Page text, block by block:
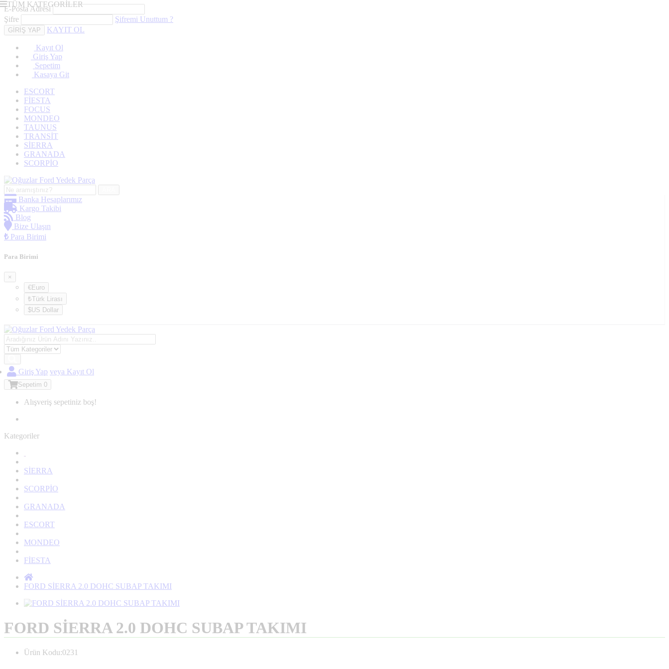
E-Posta Adresi
Şifre
Şifremi Unuttum ?
KAYIT OL
Kayıt Ol
Giriş Yap
Sepetim
Kasaya Git
ESCORT
FİESTA
FOCUS
MONDEO
TAUNUS
TRANSİT
SİERRA
GRANADA
SCORPİO
Banka Hesaplarımız
Kargo Takibi
Blog
Bize Ulaşın
₺ Para Birimi
Para Birimi
×
€Euro
₺Türk Lirası
$US Dollar
Giriş Yap veya Kayıt Ol
Sepetim 0
Alışveriş sepetiniz boş!
TÜM KATEGORİLER
Kategoriler
SİERRA
SCORPİO
GRANADA
ESCORT
MONDEO
FİESTA
FORD SİERRA 2.0 DOHC SUBAP TAKIMI
FORD SİERRA 2.0 DOHC SUBAP TAKIMI
Ürün Kodu:0231